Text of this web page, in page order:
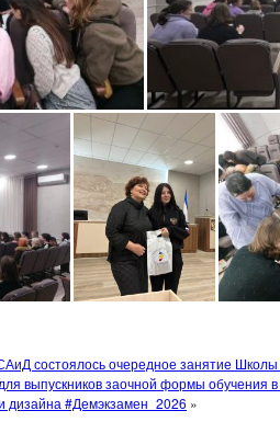
состоялось очередное занятие Школы
выпускников заочной формы обучения
дизайна #Демэкзамен_2026 »